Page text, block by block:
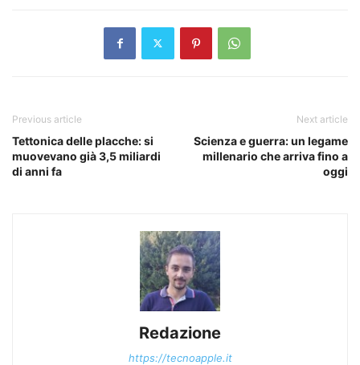
Previous article
Tettonica delle placche: si
muovevano già 3,5 miliardi
di anni fa
Next article
Scienza e guerra: un legame
millenario che arriva fino a
oggi
Redazione
https://tecnoapple.it